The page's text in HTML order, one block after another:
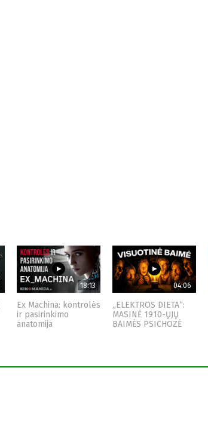
18:13
Ex Machina: kontrolės
ir pasirinkimo
anatomija
04:06
„ELEKTROS DIETA“:
MASINĖ 1910-ŲJŲ
BAIMĖS PSICHOZĖ